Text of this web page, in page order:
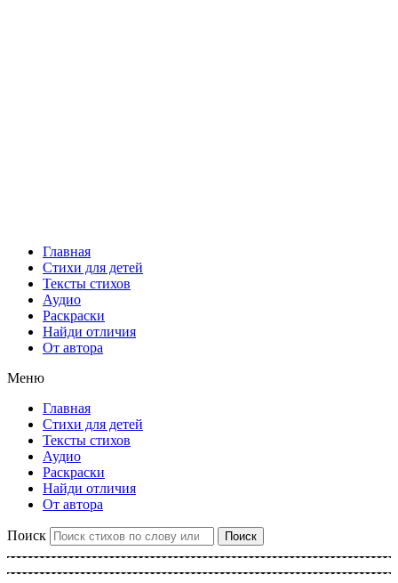
Главная
Стихи для детей
Тексты стихов
Аудио
Раскраски
Найди отличия
От автора
Меню
Главная
Стихи для детей
Тексты стихов
Аудио
Раскраски
Найди отличия
От автора
Поиск Поиск